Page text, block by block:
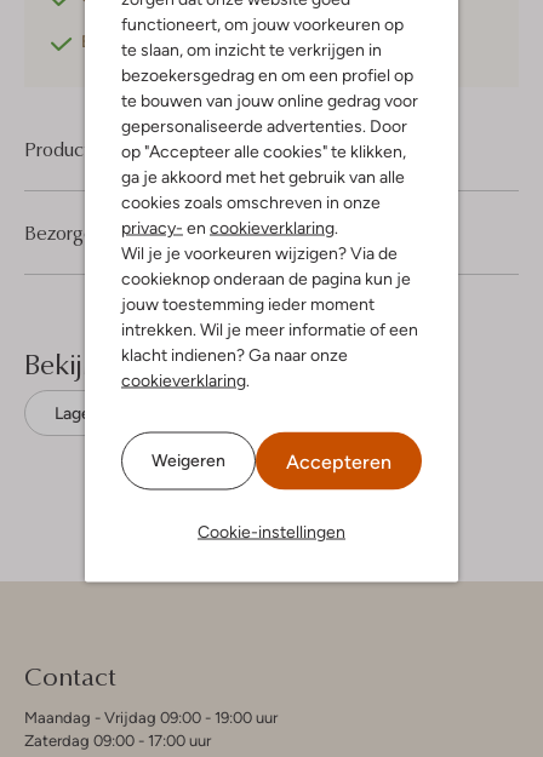
functioneert, om jouw voorkeuren op
te slaan, om inzicht te verkrijgen in
bezoekersgedrag en om een profiel op
te bouwen van jouw online gedrag voor
gepersonaliseerde advertenties. Door
op "Accepteer alle cookies" te klikken,
ga je akkoord met het gebruik van alle
cookies zoals omschreven in onze
privacy- en cookieverklaring
Wil je je voorkeuren wijzigen? Via de
cookieknop onderaan de pagina kun je
jouw toestemming ieder moment
intrekken. Wil je meer informatie of een
klacht indienen? Ga naar onze
cookieverklaring
Weigeren Accepteren
Cookie-instellingen
Betaal achteraf met Klarna
Product informatie
Bezorgen & retourneren
Bekijk meer
Lage sneakers
Contact
Maandag - Vrijdag 09:00 - 19:00 uur
Zaterdag 09:00 - 17:00 uur